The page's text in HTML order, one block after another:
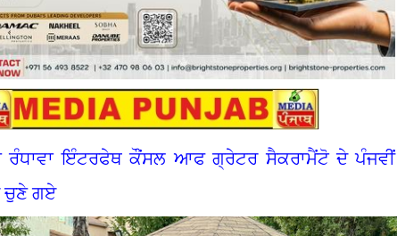
ਰੰਧਾਵਾ ਇੰਟਰਫੇਥ ਕੌਂਸਲ ਆਫ ਗ੍ਰੇਟਰ ਸੈਕਰਾਮੈਂਟੋ ਦੇ ਪੰਜਵੀਂ
ਚੁਣੇ ਗਏ